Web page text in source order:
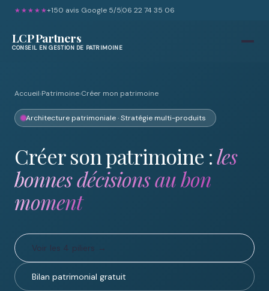
★★★★★+150 avis Google 5/506 22 74 35 06
LCP Partners
CONSEIL EN GESTION DE PATRIMOINE
Accueil›Patrimoine›Créer mon patrimoine
Architecture patrimoniale · Stratégie multi-produits
Créer son patrimoine :les
bonnes décisions au bon
moment
Voir les 4 piliers →
Bilan patrimonial gratuit